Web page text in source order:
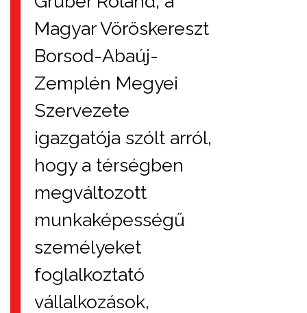
Magyar Vöröskereszt
Borsod-Abaúj-
Zemplén Megyei
Szervezete
igazgatója szólt arról,
hogy a térségben
megváltozott
munkaképességű
személyeket
foglalkoztató
vállalkozások,